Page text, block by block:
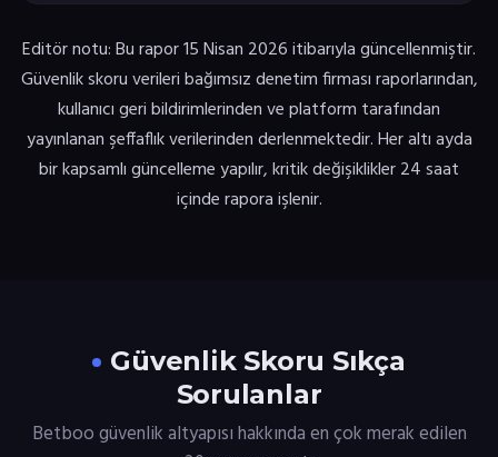
Editör notu: Bu rapor 15 Nisan 2026 itibarıyla güncellenmiştir.
Güvenlik skoru verileri bağımsız denetim firması raporlarından,
kullanıcı geri bildirimlerinden ve platform tarafından
yayınlanan şeffaflık verilerinden derlenmektedir. Her altı ayda
bir kapsamlı güncelleme yapılır, kritik değişiklikler 24 saat
içinde rapora işlenir.
Güvenlik Skoru Sıkça
Sorulanlar
Betboo güvenlik altyapısı hakkında en çok merak edilen